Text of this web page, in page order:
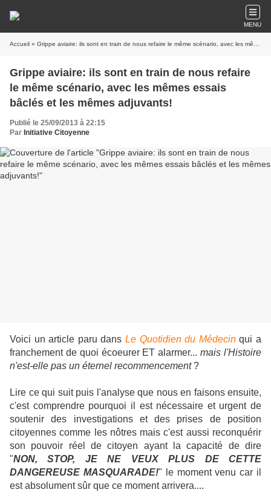
MENU
Accueil » Grippe aviaire: ils sont en train de nous refaire le même scénario, avec les mêmes essais bâclés et les mêmes adjuvants!
Grippe aviaire: ils sont en train de nous refaire
le même scénario, avec les mêmes essais
bâclés et les mêmes adjuvants!
Publié le 25/09/2013 à 22:15
Par Initiative Citoyenne
Voici un article paru dans Le Quotidien du Médecinqui a
franchement de quoi écoeurer ET alarmer...mais l'Histoire
n'est-elle pas un éternel recommencement?
Lire ce qui suit puis l'analyse que nous en faisons ensuite,
c'est comprendre pourquoi il est nécessaire et urgent de
soutenir des investigations et des prises de position
citoyennes comme les nôtres mais c'est aussi reconquérir
son pouvoir réel de citoyen ayant la capacité de dire
"NON, STOP, JE NE VEUX PLUS DE CETTE
DANGEREUSE MASQUARADE!" le moment venu car il
est absolument sûr que ce moment arrivera....